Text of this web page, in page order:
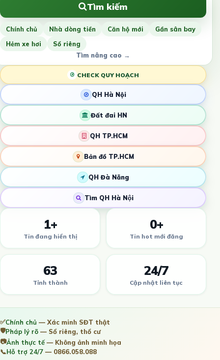
Tìm kiếm
Chính chủ Nhà dòng tiền Căn hộ mới
Gần sân bay
Hẻm xe hơi
Sổ riêng
Tìm nâng cao →
CHECK QUY HOẠCH
QH Hà Nội
Đất đai HN
QH TP.HCM
Bản đồ TP.HCM
QH Đà Nẵng
Tìm QH Hà Nội
1+
Tin đang hiển thị
0+
Tin hot mới đăng
63
Tỉnh thành
24/7
Cập nhật liên tục
✅Chính chủ — Xác minh SĐT thật
🛡️Pháp lý rõ — Sổ riêng, thổ cư
📷Ảnh thực tế— Không ảnh minh họa
📞Hỗ trợ 24/7 — 0866.058.088